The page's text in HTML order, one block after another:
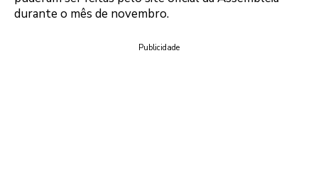
durante o mês de novembro.
Publicidade